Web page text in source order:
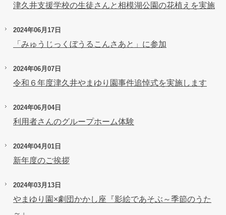
津久井支援学校の生徒さんと相模湖公園の花植えを実施
2024年06月17日
「みゅうじっくぼうるこんさあと」に参加
2024年06月07日
令和６年度津久井やまゆり園事件追悼式を実施します
2024年06月04日
利用者さんのグループホーム体験
2024年04月01日
新年度のご挨拶
2024年03月13日
やまゆり園×劇団かかし座『影絵であそぶ～季節のうた
～』